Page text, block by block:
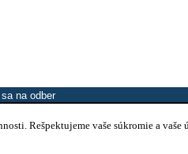
na odber
Rešpektujeme vaše súkromie a